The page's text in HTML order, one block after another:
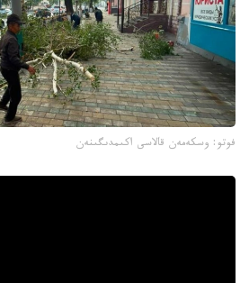
فوتو: وسكەمەن قالاسى اكىمدىگىنەن